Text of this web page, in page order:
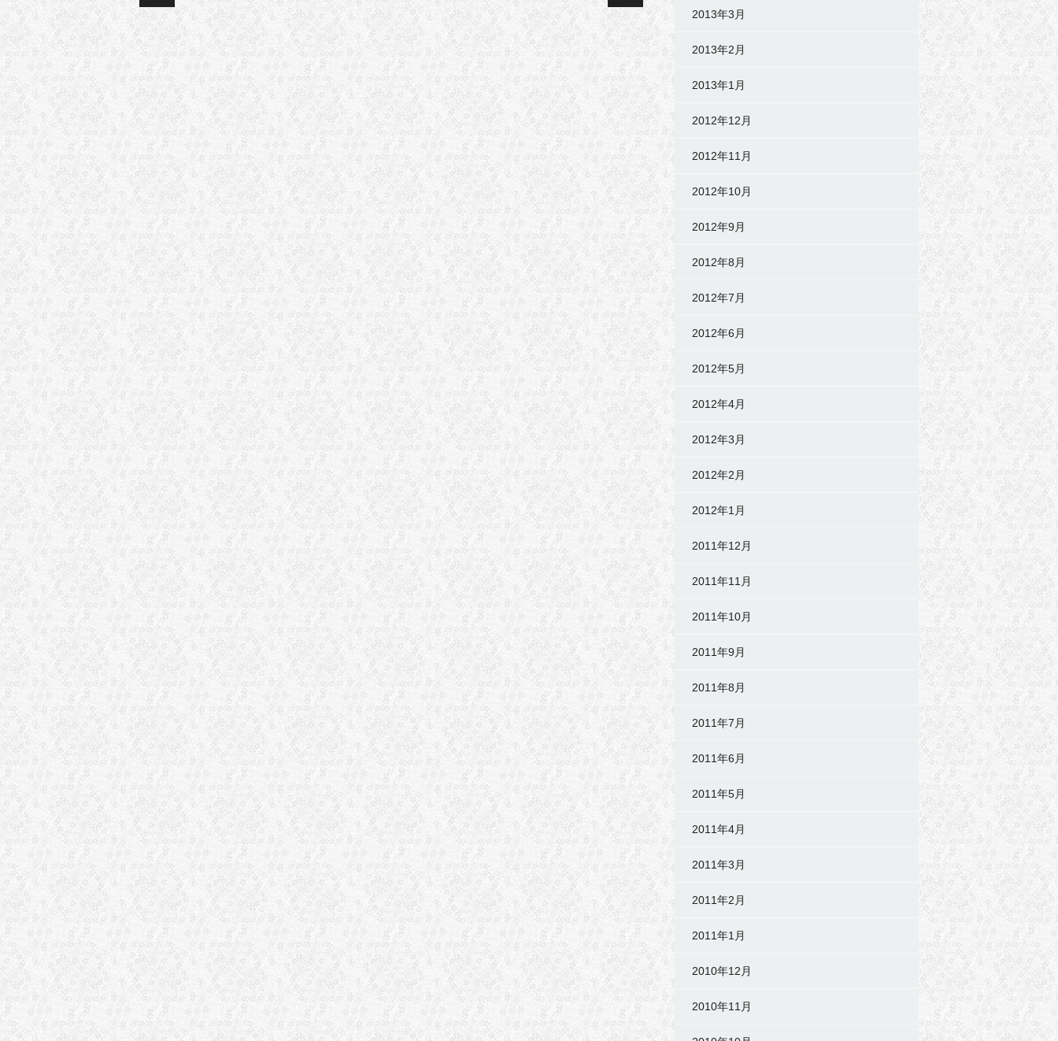
2013年3月
2013年2月
2013年1月
2012年12月
2012年11月
2012年10月
2012年9月
2012年8月
2012年7月
2012年6月
2012年5月
2012年4月
2012年3月
2012年2月
2012年1月
2011年12月
2011年11月
2011年10月
2011年9月
2011年8月
2011年7月
2011年6月
2011年5月
2011年4月
2011年3月
2011年2月
2011年1月
2010年12月
2010年11月